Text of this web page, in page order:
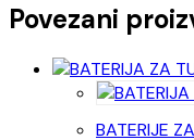
Povezani
BATERIJE